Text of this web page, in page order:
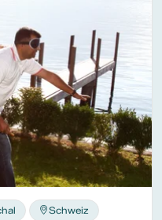
Schweiz